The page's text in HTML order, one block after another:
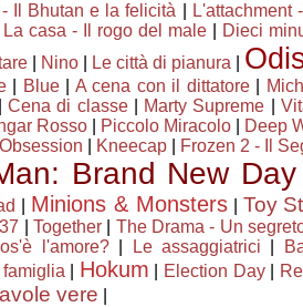
Il Bhutan e la felicità
L'attachment
La casa - Il rogo del male|
Dieci
Nino Le città di pianura
| Blue| A cena con il dittatore|
Cena di classe| Marty Supreme
Rosso Piccolo Miracolo
Deep
Obsession Kneecap
Frozen 2 - Il
Brand New Day
Minions & Monsters| Toy
Together| The Drama - Un
l'amore?| Le assaggiatrici
Hokum Election Day|
vere